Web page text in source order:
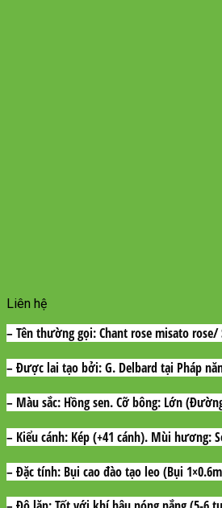
Liên hệ
– Tên thường gọi:Chant rose misato
– Được lai tạo bởi:G. Delbard tại Pháp
– Màu sắc: Hồng sen. Cỡ bông: Lớn
– Kiểu cánh: Kép (+41 cánh). Mùi hương:
– Đặc tính: Bụi cao đào tạo leo (Bụi